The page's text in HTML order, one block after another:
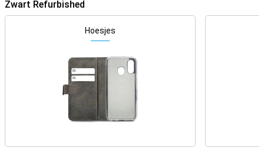
Zwart Refurbished
Hoesjes